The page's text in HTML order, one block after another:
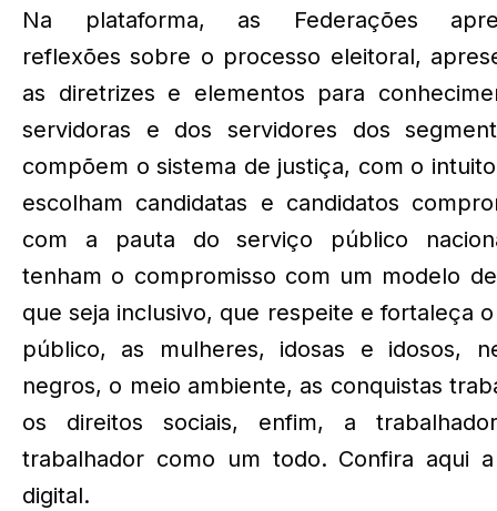
Na plataforma, as Federações
reflexões sobre o processo eleitoral,
as diretrizes e elementos para
servidoras e dos servidores dos
compõem o sistema de justiça, com o
escolham candidatas e candidatos
com a pauta do serviço público
tenham o compromisso com um modelo
que seja inclusivo, que respeite e fortaleça
público, as mulheres, idosas e idosos,
negros, o meio ambiente, as conquistas
os direitos sociais, enfim, a
trabalhador como um todo. Confira aqui
digital.